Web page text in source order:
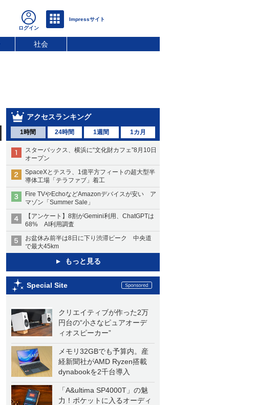
社会
アクセスランキング
1時間 24時間 1週間 1カ月
スターバックス、横浜に“文化財カフェ”8月10日
オープン
SpaceXとテスラ、1億平方フィートの超大型半
導体工場「テラファブ」着工
Fire TVやEchoなどAmazonデバイスが安い ア
マゾン「Summer Sale」
【アンケート】8割がGemini利用、ChatGPTは
68% AI利用調査
お盆休み前半は8日に下り渋滞ピーク 中央道
で最大45km
もっと見る
Special Site
クリエイティブが作った2万
円台の“小さなピュアオーデ
ィオスピーカー”
メモリ32GBでも予算内。産
経新聞社がAMD Ryzen搭載
dynabookを2千台導入
「A&ultima SP4000T」の魅
力！ポケットに入るオーディ